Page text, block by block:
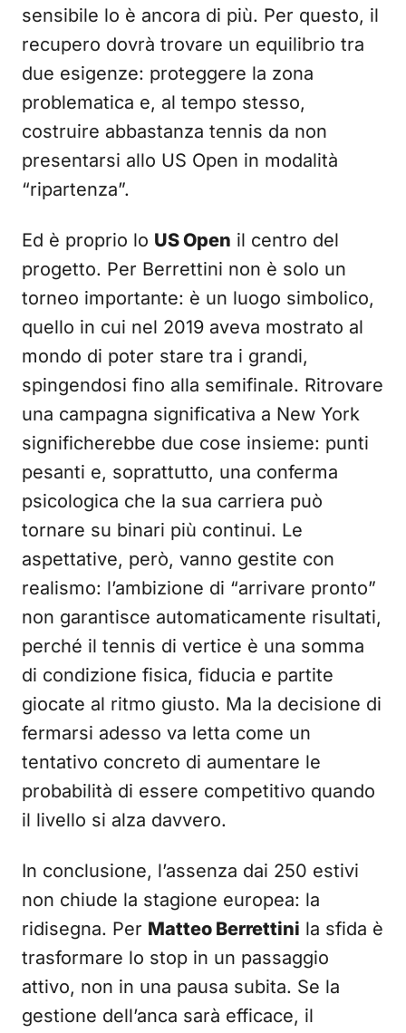
sensibile lo è ancora di più. Per questo, il
recupero dovrà trovare un equilibrio tra
due esigenze: proteggere la zona
problematica e, al tempo stesso,
costruire abbastanza tennis da non
presentarsi allo US Open in modalità
“ripartenza”.
Ed è proprio lo US Open il centro del
progetto. Per Berrettini non è solo un
torneo importante: è un luogo simbolico,
quello in cui nel 2019 aveva mostrato al
mondo di poter stare tra i grandi,
spingendosi fino alla semifinale. Ritrovare
una campagna significativa a New York
significherebbe due cose insieme: punti
pesanti e, soprattutto, una conferma
psicologica che la sua carriera può
tornare su binari più continui. Le
aspettative, però, vanno gestite con
realismo: l’ambizione di “arrivare pronto”
non garantisce automaticamente risultati,
perché il tennis di vertice è una somma
di condizione fisica, fiducia e partite
giocate al ritmo giusto. Ma la decisione di
fermarsi adesso va letta come un
tentativo concreto di aumentare le
probabilità di essere competitivo quando
il livello si alza davvero.
In conclusione, l’assenza dai 250 estivi
non chiude la stagione europea: la
ridisegna. Per Matteo Berrettini la sfida è
trasformare lo stop in un passaggio
attivo, non in una pausa subita. Se la
gestione dell’anca sarà efficace, il